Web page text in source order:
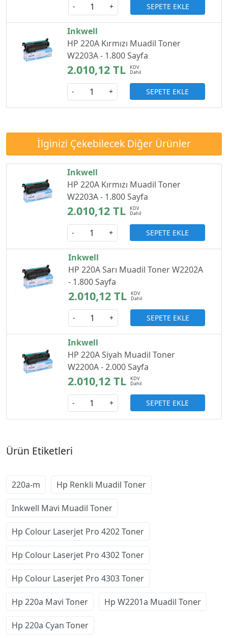
- + SEPETE EKLE
Inkwell
HP 220A Kırmızı Muadil Toner
W2203A - 1.800 Sayfa
2.010,12 TL
- + SEPETE EKLE
İlginizi Çekebilecek Diğer Ürünler
Inkwell
HP 220A Kırmızı Muadil Toner
W2203A - 1.800 Sayfa
2.010,12 TL
- + SEPETE EKLE
Inkwell
HP 220A Sarı Muadil Toner W2202A
- 1.800 Sayfa
2.010,12 TL
- + SEPETE EKLE
Inkwell
HP 220A Siyah Muadil Toner
W2200A - 2.000 Sayfa
2.010,12 TL
- + SEPETE EKLE
Ürün Etiketleri
220a-m Hp Renkli Muadil Toner
Inkwell Mavi Muadil Toner
Hp Colour Laserjet Pro 4202 Toner
Hp Colour Laserjet Pro 4302 Toner
Hp Colour Laserjet Pro 4303 Toner
Hp 220a Mavi Toner Hp W2201a Muadil Toner
Hp 220a Cyan Toner